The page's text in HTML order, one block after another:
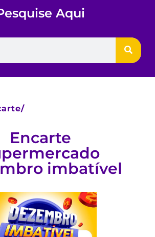
Aqui
Encarte
imbatível